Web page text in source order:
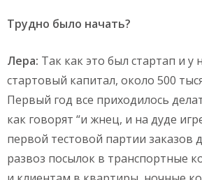
Трудно было начать?
Лера: Так как это был стартап и
стартовый капитал, около 500
Первый год все приходилось
как говорят “и жнец, и на дуде
первой тестовой партии заказов
развоз посылок в транспортные